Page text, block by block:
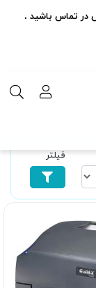
فیلتر
در تماس باشید .